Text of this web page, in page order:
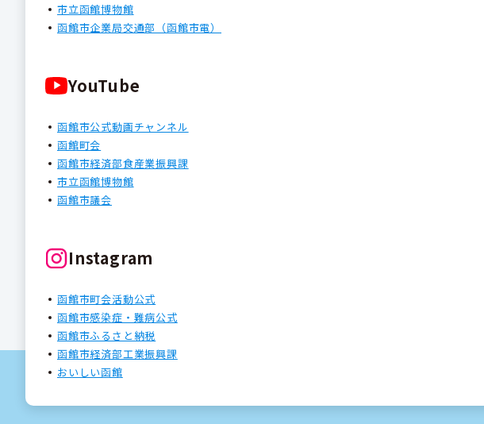
市立函館博物館
函館市企業局交通部（函館市電）
YouTube
函館市公式動画チャンネル
函館町会
函館市経済部食産業振興課
市立函館博物館
函館市議会
Instagram
函館市町会活動公式
函館市感染症・難病公式
函館市ふるさと納税
函館市経済部工業振興課
おいしい函館